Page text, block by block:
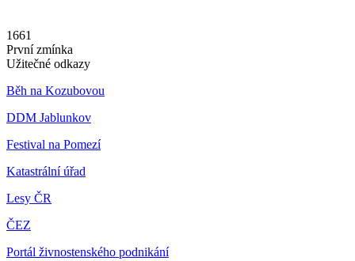
1661
První zmínka
Užitečné odkazy
Běh na Kozubovou
DDM Jablunkov
Festival na Pomezí
Katastrální úřad
Lesy ČR
ČEZ
Portál živnostenského podnikání